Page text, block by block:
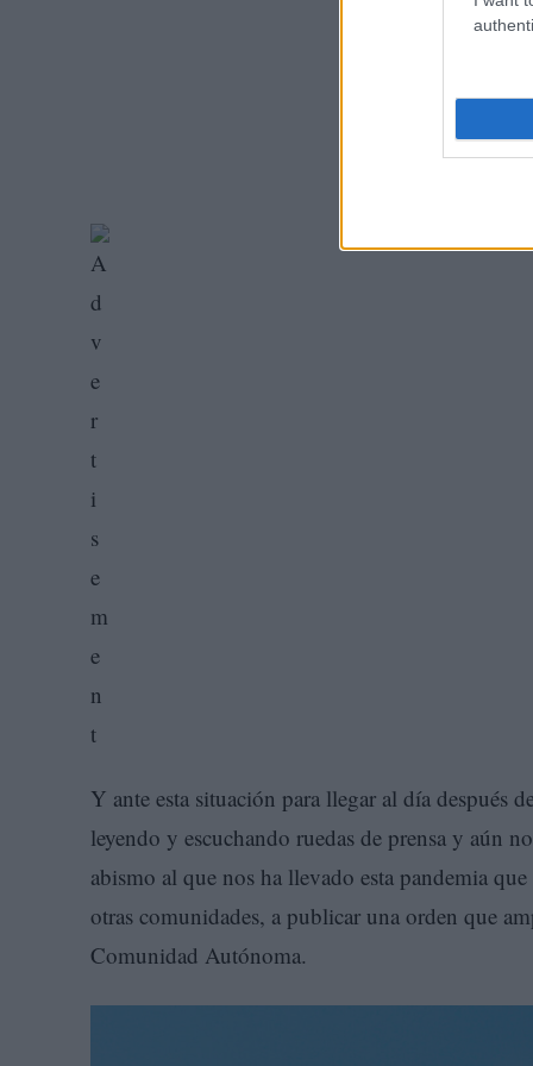
Y ante esta situación para llegar al día después
leyendo y escuchando ruedas de prensa y aún
abismo al que nos ha llevado esta pandemia
otras comunidades, a publicar una orden que
Comunidad Autónoma.